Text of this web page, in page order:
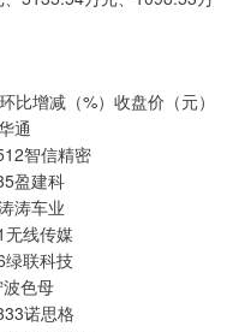
比增减（%）收盘价（元）
通
智信精密
盈建科
涛车业
线传媒
联科技
色母
诺思格